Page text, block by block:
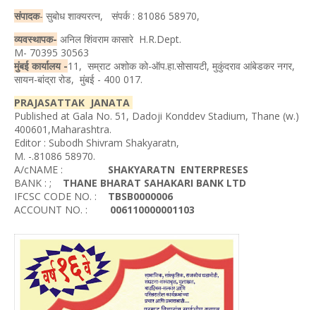
संपादक- सुबोध शाक्यरत्न, संपर्क : 81086 58970,
व्यवस्थापक- अनिल शिंवराम कासारे H.R.Dept.
M- 70395 30563
मुंबई कार्यालय -11, सम्राट अशोक को-ऑप.हा.सोसायटी, मुकुंदराव आंबेडकर नगर,
सायन-बांद्रा रोड, मुंबई - 400 017.
PRAJASATTAK JANATA
Published at Gala No. 51, Dadoji Konddev Stadium, Thane (w.)
400601,Maharashtra.
Editor : Subodh Shivram Shakyaratn,
M. -.81086 58970.
A/cNAME : SHAKYARATN ENTERPRESES
BANK : ; THANE BHARAT SAHAKARI BANK LTD
IFCSC CODE NO. : TBSB0000006
ACCOUNT NO. : 006110000001103